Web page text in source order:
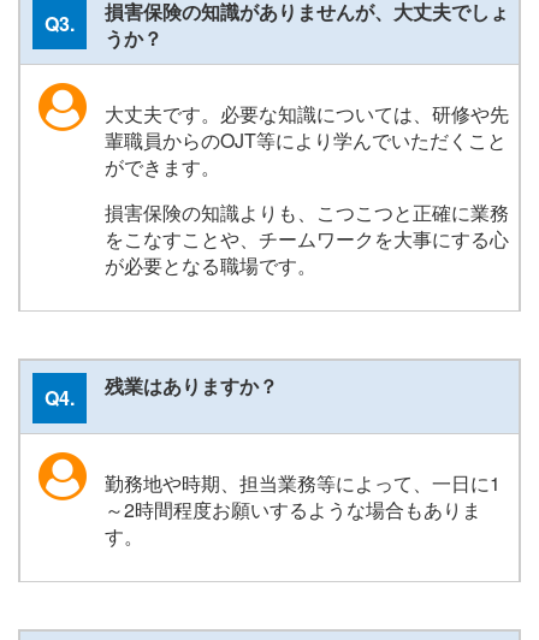
Q3.
損害保険の知識がありませんが、大丈夫でしょ
うか？
大丈夫です。必要な知識については、研修や先
輩職員からのOJT等により学んでいただくこと
ができます。
損害保険の知識よりも、こつこつと正確に業務
をこなすことや、チームワークを大事にする心
が必要となる職場です。
Q4. 残業はありますか？
勤務地や時期、担当業務等によって、一日に1
～2時間程度お願いするような場合もありま
す。